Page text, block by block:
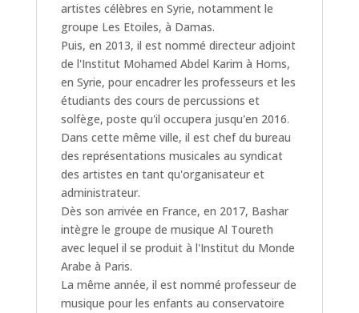
artistes célèbres en Syrie, notamment le
groupe Les Etoiles, à Damas.
Puis, en 2013, il est nommé directeur adjoint
de l'Institut Mohamed Abdel Karim à Homs,
en Syrie, pour encadrer les professeurs et les
étudiants des cours de percussions et
solfège, poste qu'il occupera jusqu'en 2016.
Dans cette même ville, il est chef du bureau
des représentations musicales au syndicat
des artistes en tant qu'organisateur et
administrateur.
Dès son arrivée en France, en 2017, Bashar
intègre le groupe de musique Al Toureth
avec lequel il se produit à l'Institut du Monde
Arabe à Paris.
La même année, il est nommé professeur de
musique pour les enfants au conservatoire